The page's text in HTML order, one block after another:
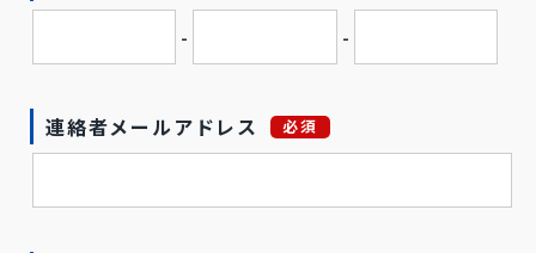
- -
連絡者メールアドレス 必須